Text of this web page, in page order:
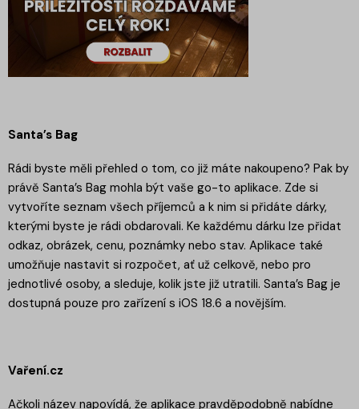
Santa’s Bag
Rádi byste měli přehled o tom, co již máte nakoupeno? Pak by
právě Santa’s Bag mohla být vaše go-to aplikace. Zde si
vytvoříte seznam všech příjemců a k nim si přidáte dárky,
kterými byste je rádi obdarovali. Ke každému dárku lze přidat
odkaz, obrázek, cenu, poznámky nebo stav. Aplikace také
umožňuje nastavit si rozpočet, ať už celkově, nebo pro
jednotlivé osoby, a sleduje, kolik jste již utratili. Santa’s Bag je
dostupná pouze pro zařízení s iOS 18.6 a novějším.
Vaření.cz
Ačkoli název napovídá, že aplikace pravděpodobně nabídne